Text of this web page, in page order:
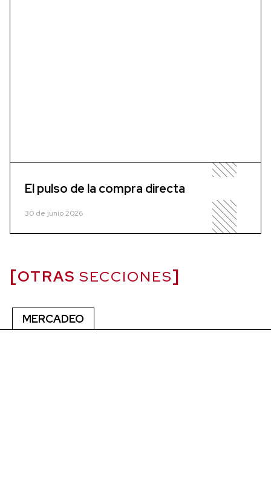
El pulso de la compra directa
30 de junio 2026
OTRAS SECCIONES
MERCADEO